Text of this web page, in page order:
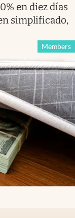
en diez días
simplificado,
Members